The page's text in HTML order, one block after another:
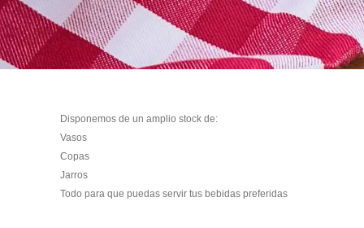
Disponemos de un amplio stock de:
Vasos
Copas
Jarros
Todo para que puedas servir tus bebidas preferidas